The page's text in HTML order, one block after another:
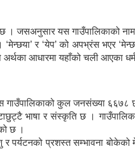
। जसअनुसार यस गाउँपालिकाको
र ‘येप’ को अपभ्रंस भएर
आधारमा यहाँको चली आएका
कुल जनसंख्या ६६७८ छ
भाषा र संस्कृति छ ।
छ ।
प्रशस्त सम्भावना बोकेको